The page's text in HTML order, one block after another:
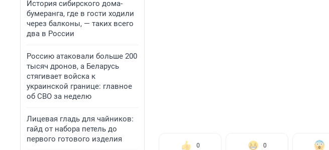
История сибирского дома-
бумеранга, где в гости ходили
через балконы, — таких всего
два в России
Россию атаковали больше 200
тысяч дронов, а Беларусь
стягивает войска к
украинской границе: главное
об СВО за неделю
Лицевая гладь для чайников:
гайд от набора петель до
первого готового изделия
0 0